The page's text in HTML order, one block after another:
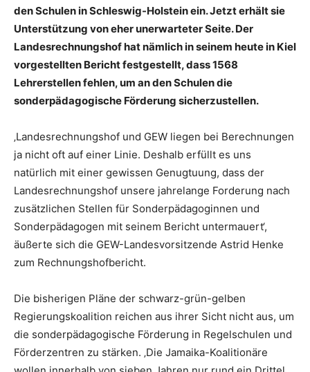
den Schulen in Schleswig-Holstein ein. Jetzt erhält sie
Unterstützung von eher unerwarteter Seite. Der
Landesrechnungshof hat nämlich in seinem heute in Kiel
vorgestellten Bericht festgestellt, dass 1568
Lehrerstellen fehlen, um an den Schulen die
sonderpädagogische Förderung sicherzustellen.
‚Landesrechnungshof und GEW liegen bei Berechnungen
ja nicht oft auf einer Linie. Deshalb erfüllt es uns
natürlich mit einer gewissen Genugtuung, dass der
Landesrechnungshof unsere jahrelange Forderung nach
zusätzlichen Stellen für Sonderpädagoginnen und
Sonderpädagogen mit seinem Bericht untermauert‘,
äußerte sich die GEW-Landesvorsitzende Astrid Henke
zum Rechnungshofbericht.
Die bisherigen Pläne der schwarz-grün-gelben
Regierungskoalition reichen aus ihrer Sicht nicht aus, um
die sonderpädagogische Förderung in Regelschulen und
Förderzentren zu stärken. ‚Die Jamaika-Koalitionäre